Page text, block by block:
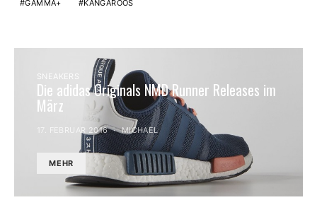
GAMMA+ KANGAROOS
SNEAKERS
Die adidas Originals NMD Runner Releases im
März
17. FEBRUAR 2016 MICHAEL
MEHR